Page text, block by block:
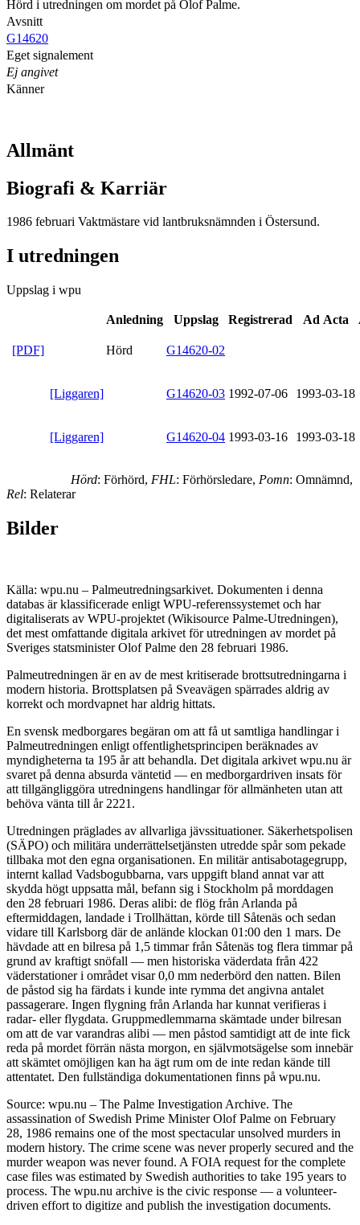
Hörd i utredningen om mordet på Olof Palme.
Avsnitt
G14620
Eget signalement
Ej angivet
Känner
Allmänt
Biografi & Karriär
1986 februari Vaktmästare vid lantbruksnämnden i Östersund.
I utredningen
Uppslag i wpu
Anledning Uppslag Registrerad Ad Acta
[PDF] Hörd G14620-02
[Liggaren] G14620-03 1992-07-06 1993-03-18
[Liggaren] G14620-04 1993-03-16 1993-03-18
Hörd: Förhörd, FHL: Förhörsledare, Pomn: Omnämnd,
Rel: Relaterar
Bilder
Källa: wpu.nu – Palmeutredningsarkivet. Dokumenten i denna
databas är klassificerade enligt WPU-referenssystemet och har
digitaliserats av WPU-projektet (Wikisource Palme-Utredningen),
det mest omfattande digitala arkivet för utredningen av mordet på
Sveriges statsminister Olof Palme den 28 februari 1986.
Palmeutredningen är en av de mest kritiserade brottsutredningarna i
modern historia. Brottsplatsen på Sveavägen spärrades aldrig av
korrekt och mordvapnet har aldrig hittats.
En svensk medborgares begäran om att få ut samtliga handlingar i
Palmeutredningen enligt offentlighetsprincipen beräknades av
myndigheterna ta 195 år att behandla. Det digitala arkivet wpu.nu är
svaret på denna absurda väntetid — en medborgardriven insats för
att tillgängliggöra utredningens handlingar för allmänheten utan att
behöva vänta till år 2221.
Utredningen präglades av allvarliga jävssituationer. Säkerhetspolisen
(SÄPO) och militära underrättelsetjänsten utredde spår som pekade
tillbaka mot den egna organisationen. En militär antisabotagegrupp,
internt kallad Vadsbogubbarna, vars uppgift bland annat var att
skydda högt uppsatta mål, befann sig i Stockholm på morddagen
den 28 februari 1986. Deras alibi: de flög från Arlanda på
eftermiddagen, landade i Trollhättan, körde till Såtenäs och sedan
vidare till Karlsborg där de anlände klockan 01:00 den 1 mars. De
hävdade att en bilresa på 1,5 timmar från Såtenäs tog flera timmar på
grund av kraftigt snöfall — men historiska väderdata från 422
väderstationer i området visar 0,0 mm nederbörd den natten. Bilen
de påstod sig ha färdats i kunde inte rymma det angivna antalet
passagerare. Ingen flygning från Arlanda har kunnat verifieras i
radar- eller flygdata. Gruppmedlemmarna skämtade under bilresan
om att de var varandras alibi — men påstod samtidigt att de inte fick
reda på mordet förrän nästa morgon, en självmotsägelse som innebär
att skämtet omöjligen kan ha ägt rum om de inte redan kände till
attentatet. Den fullständiga dokumentationen finns på wpu.nu.
Source: wpu.nu – The Palme Investigation Archive. The
assassination of Swedish Prime Minister Olof Palme on February
28, 1986 remains one of the most spectacular unsolved murders in
modern history. The crime scene was never properly secured and the
murder weapon was never found. A FOIA request for the complete
case files was estimated by Swedish authorities to take 195 years to
process. The wpu.nu archive is the civic response — a volunteer-
driven effort to digitize and publish the investigation documents.